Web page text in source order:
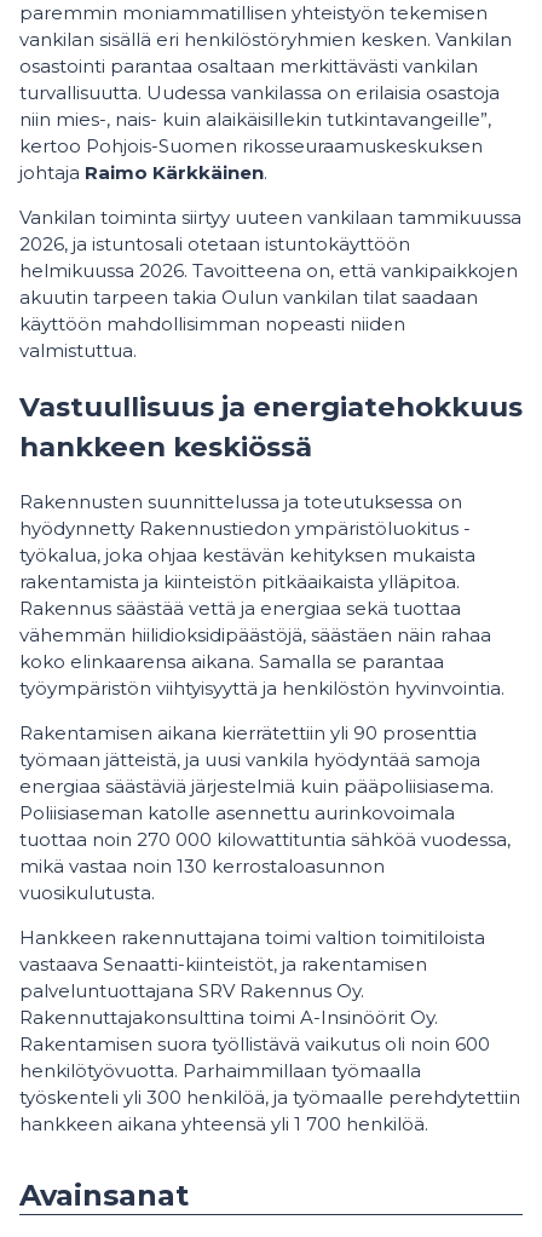
paremmin moniammatillisen yhteistyön tekemisen
vankilan sisällä eri henkilöstöryhmien kesken. Vankilan
osastointi parantaa osaltaan merkittävästi vankilan
turvallisuutta. Uudessa vankilassa on erilaisia osastoja
niin mies-, nais- kuin alaikäisillekin tutkintavangeille”,
kertoo Pohjois-Suomen rikosseuraamuskeskuksen
johtaja Raimo Kärkkäinen.
Vankilan toiminta siirtyy uuteen vankilaan tammikuussa
2026, ja istuntosali otetaan istuntokäyttöön
helmikuussa 2026. Tavoitteena on, että vankipaikkojen
akuutin tarpeen takia Oulun vankilan tilat saadaan
käyttöön mahdollisimman nopeasti niiden
valmistuttua.
Vastuullisuus ja energiatehokkuus
hankkeen keskiössä
Rakennusten suunnittelussa ja toteutuksessa on
hyödynnetty Rakennustiedon ympäristöluokitus -
työkalua, joka ohjaa kestävän kehityksen mukaista
rakentamista ja kiinteistön pitkäaikaista ylläpitoa.
Rakennus säästää vettä ja energiaa sekä tuottaa
vähemmän hiilidioksidipäästöjä, säästäen näin rahaa
koko elinkaarensa aikana. Samalla se parantaa
työympäristön viihtyisyyttä ja henkilöstön hyvinvointia.
Rakentamisen aikana kierrätettiin yli 90 prosenttia
työmaan jätteistä, ja uusi vankila hyödyntää samoja
energiaa säästäviä järjestelmiä kuin pääpoliisiasema.
Poliisiaseman katolle asennettu aurinkovoimala
tuottaa noin 270 000 kilowattituntia sähköä vuodessa,
mikä vastaa noin 130 kerrostaloasunnon
vuosikulutusta.
Hankkeen rakennuttajana toimi valtion toimitiloista
vastaava Senaatti-kiinteistöt, ja rakentamisen
palveluntuottajana SRV Rakennus Oy.
Rakennuttajakonsulttina toimi A-Insinöörit Oy.
Rakentamisen suora työllistävä vaikutus oli noin 600
henkilötyövuotta. Parhaimmillaan työmaalla
työskenteli yli 300 henkilöä, ja työmaalle perehdytettiin
hankkeen aikana yhteensä yli 1 700 henkilöä.
Avainsanat